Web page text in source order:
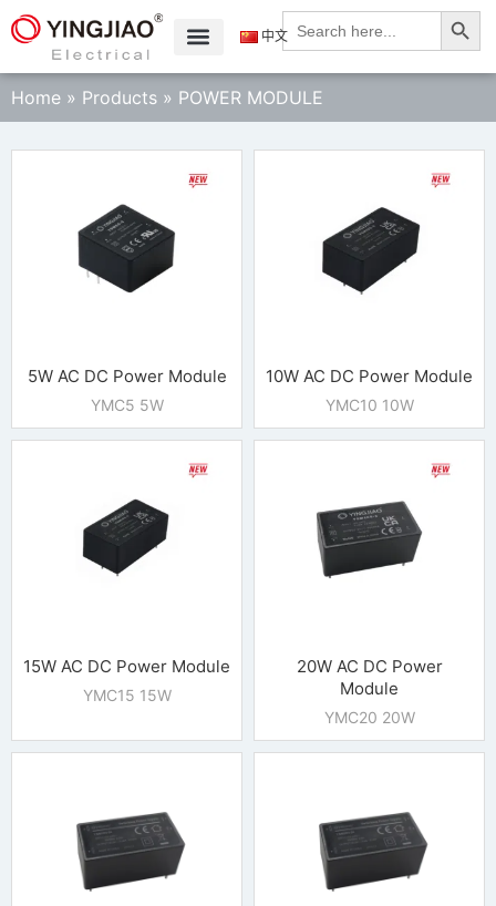
Search
for:
中文
Home » Products » POWER MODULE
5W AC DC Power Module
YMC5 5W
10W AC DC Power Module
YMC10 10W
15W AC DC Power Module
YMC15 15W
20W AC DC Power
Module
YMC20 20W